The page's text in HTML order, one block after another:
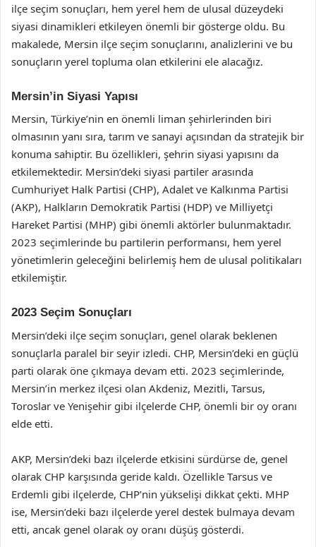
ilçe seçim sonuçları, hem yerel hem de ulusal düzeydeki
siyasi dinamikleri etkileyen önemli bir gösterge oldu. Bu
makalede, Mersin ilçe seçim sonuçlarını, analizlerini ve bu
sonuçların yerel topluma olan etkilerini ele alacağız.
Mersin’in Siyasi Yapısı
Mersin, Türkiye’nin en önemli liman şehirlerinden biri
olmasının yanı sıra, tarım ve sanayi açısından da stratejik bir
konuma sahiptir. Bu özellikleri, şehrin siyasi yapısını da
etkilemektedir. Mersin’deki siyasi partiler arasında
Cumhuriyet Halk Partisi (CHP), Adalet ve Kalkınma Partisi
(AKP), Halkların Demokratik Partisi (HDP) ve Milliyetçi
Hareket Partisi (MHP) gibi önemli aktörler bulunmaktadır.
2023 seçimlerinde bu partilerin performansı, hem yerel
yönetimlerin geleceğini belirlemiş hem de ulusal politikaları
etkilemiştir.
2023 Seçim Sonuçları
Mersin’deki ilçe seçim sonuçları, genel olarak beklenen
sonuçlarla paralel bir seyir izledi. CHP, Mersin’deki en güçlü
parti olarak öne çıkmaya devam etti. 2023 seçimlerinde,
Mersin’in merkez ilçesi olan Akdeniz, Mezitli, Tarsus,
Toroslar ve Yenişehir gibi ilçelerde CHP, önemli bir oy oranı
elde etti.
AKP, Mersin’deki bazı ilçelerde etkisini sürdürse de, genel
olarak CHP karşısında geride kaldı. Özellikle Tarsus ve
Erdemli gibi ilçelerde, CHP’nin yükselişi dikkat çekti. MHP
ise, Mersin’deki bazı ilçelerde yerel destek bulmaya devam
etti, ancak genel olarak oy oranı düşüş gösterdi.